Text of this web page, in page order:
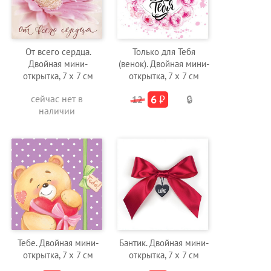
От всего сердца.
Двойная мини-
открытка, 7 х 7 см
сейчас нет в
наличии
Только для Тебя
(венок). Двойная мини-
открытка, 7 х 7 см
12 6₽ 🔒
Тебе. Двойная мини-
открытка, 7 х 7 см
Бантик. Двойная мини-
открытка, 7 х 7 см